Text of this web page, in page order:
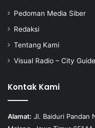
Pedoman Media Siber
Redaksi
Tentang Kami
Visual Radio – City
Kontak Kami
Alamat: Jl. Baiduri Pandan